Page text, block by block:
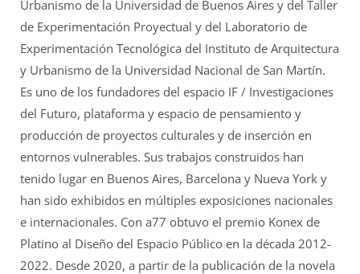
Urbanismo de la Universidad de Buenos Aires y del Taller
de Experimentación Proyectual y del Laboratorio de
Experimentación Tecnológica del Instituto de Arquitectura
y Urbanismo de la Universidad Nacional de San Martín.
Es uno de los fundadores del espacio IF / Investigaciones
del Futuro, plataforma y espacio de pensamiento y
producción de proyectos culturales y de inserción en
entornos vulnerables. Sus trabajos construidos han
tenido lugar en Buenos Aires, Barcelona y Nueva York y
han sido exhibidos en múltiples exposiciones nacionales
e internacionales. Con a77 obtuvo el premio Konex de
Platino al Diseño del Espacio Público en la década 2012-
2022. Desde 2020, a partir de la publicación de la novela